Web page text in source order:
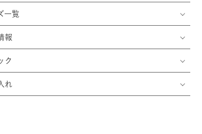
一覧
報
ク
れ